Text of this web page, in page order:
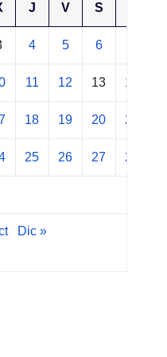
J V S
4 5 6
11 12 13 14
18 19 20 21
25 26 27 28
Dic »